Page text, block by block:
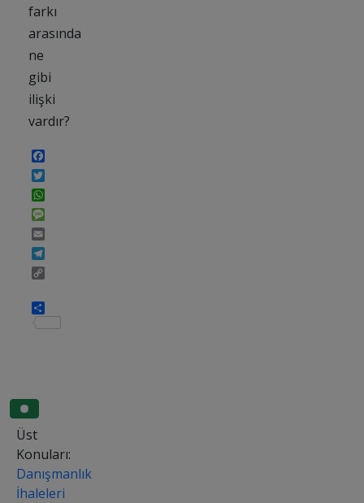
farkı
arasında
ne
gibi
ilişki
vardır?
Üst
Konuları:
Danışmanlık
İhaleleri